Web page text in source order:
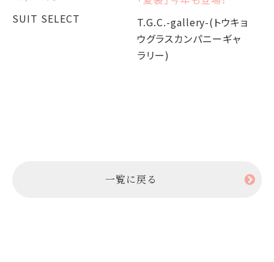
SUIT SELECT
T.G.C.-gallery-(トウキョ
ウグラスカンパニーギャ
ラリー)
一覧に戻る